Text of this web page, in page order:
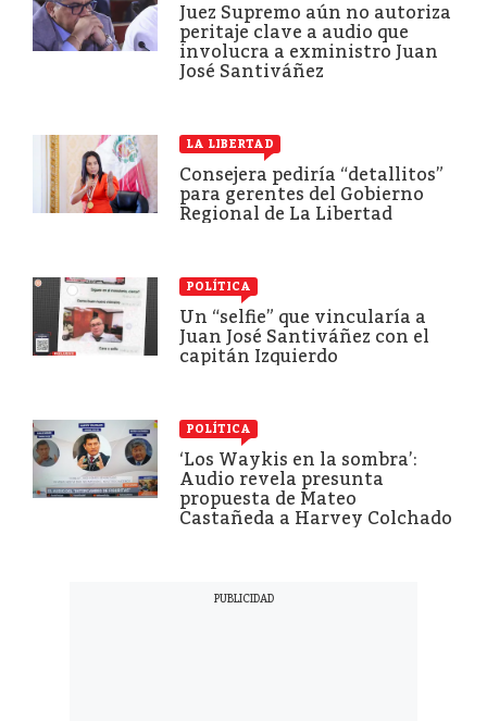
Juez Supremo aún no autoriza
peritaje clave a audio que
involucra a exministro Juan
José Santiváñez
LA LIBERTAD
Consejera pediría “detallitos”
para gerentes del Gobierno
Regional de La Libertad
POLÍTICA
Un “selfie” que vincularía a
Juan José Santiváñez con el
capitán Izquierdo
POLÍTICA
‘Los Waykis en la sombra’:
Audio revela presunta
propuesta de Mateo
Castañeda a Harvey Colchado